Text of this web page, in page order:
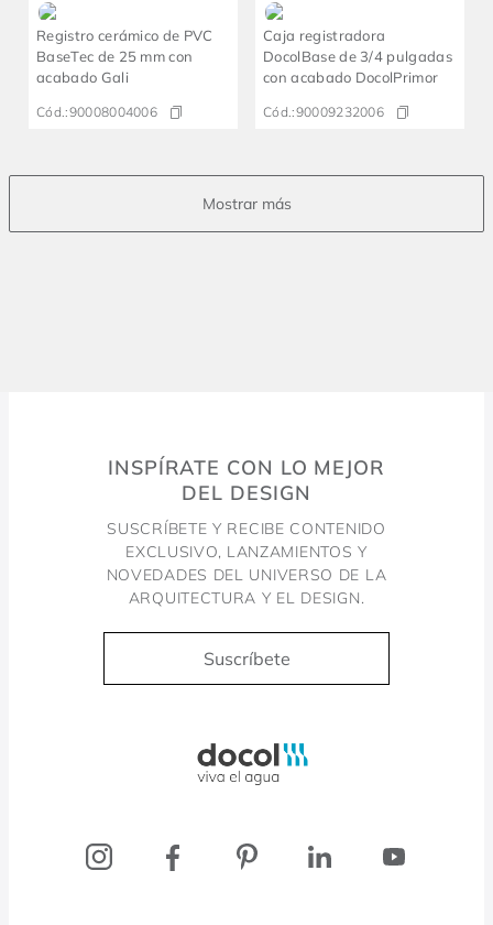
Registro cerámico de PVC
BaseTec de 25 mm con
acabado Gali
Cód.:90008004006
Caja registradora
DocolBase de 3/4 pulgadas
con acabado DocolPrimor
Cód.:90009232006
INSPÍRATE CON LO MEJOR
DEL DESIGN
SUSCRÍBETE Y RECIBE CONTENIDO
EXCLUSIVO, LANZAMIENTOS Y
NOVEDADES DEL UNIVERSO DE LA
ARQUITECTURA Y EL DESIGN.
Suscríbete